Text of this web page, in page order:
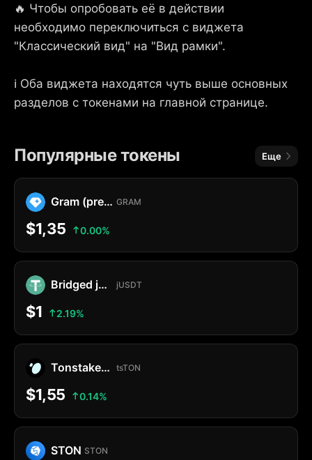
🔥 Чтобы опробовать её в действии
необходимо переключиться с виджета
"Классический вид" на "Вид рамки".
ℹ Оба виджета находятся чуть выше основных
разделов с токенами на главной странице.
Популярные токены Еще
Gram (prev. Toncoin) GRAM
$1,35 0.00%
Bridged jUSDT jUSDT
$1 2.19%
Tonstakers TON tsTON
$1,55 0.14%
STON STON